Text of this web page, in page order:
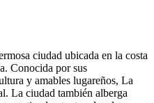
ciudad ubicada en la costa
Conocida por sus
y amables lugareños, La
La ciudad también alberga